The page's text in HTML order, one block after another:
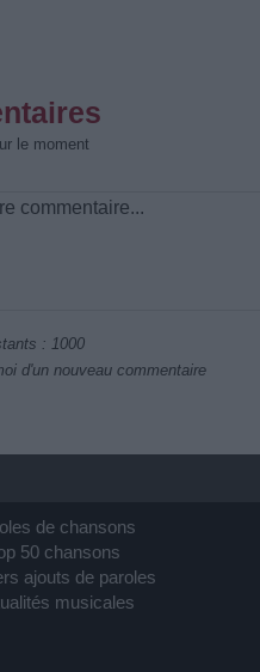
le moment
: 1000
d'un nouveau commentaire
de chansons
50 chansons
ajouts de paroles
musicales